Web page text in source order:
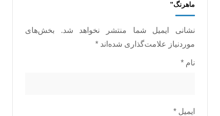
ماهرنگ”
نشانی ایمیل شما منتشر نخواهد شد.
بخش‌های
موردنیاز علامت‌گذاری شده‌اند *
نام *
ایمیل *